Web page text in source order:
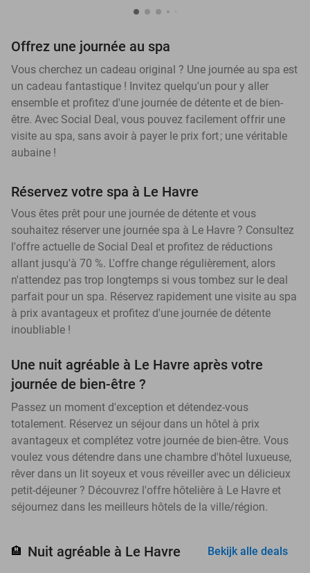
Offrez une journée au spa
Vous cherchez un cadeau original ? Une journée au spa est
un cadeau fantastique ! Invitez quelqu'un pour y aller
ensemble et profitez d'une journée de détente et de bien-
être. Avec Social Deal, vous pouvez facilement offrir une
visite au spa, sans avoir à payer le prix fort ; une véritable
aubaine !
Réservez votre spa à Le Havre
Vous êtes prêt pour une journée de détente et vous
souhaitez réserver une journée spa à Le Havre ? Consultez
l'offre actuelle de Social Deal et profitez de réductions
allant jusqu'à 70 %. L'offre change régulièrement, alors
n'attendez pas trop longtemps si vous tombez sur le deal
parfait pour un spa. Réservez rapidement une visite au spa
à prix avantageux et profitez d'une journée de détente
inoubliable !
Une nuit agréable à Le Havre après votre
journée de bien-être ?
Passez un moment d'exception et détendez-vous
totalement. Réservez un séjour dans un hôtel à prix
avantageux et complétez votre journée de bien-être. Vous
voulez vous détendre dans une chambre d'hôtel luxueuse,
rêver dans un lit soyeux et vous réveiller avec un délicieux
petit-déjeuner ? Découvrez l'offre hôtelière à Le Havre et
séjournez dans les meilleurs hôtels de la ville/région.
🏨 Nuit agréable à Le Havre Bekijk alle deals